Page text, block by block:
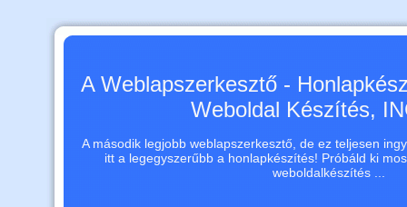
A Weblapszerkesztő -
Weboldal Készítés,
A második legjobb weblapszerkesztő, de ez teljesen
itt a legegyszerűbb a honlapkészítés! Próbáld ki
weboldalkészítés ...